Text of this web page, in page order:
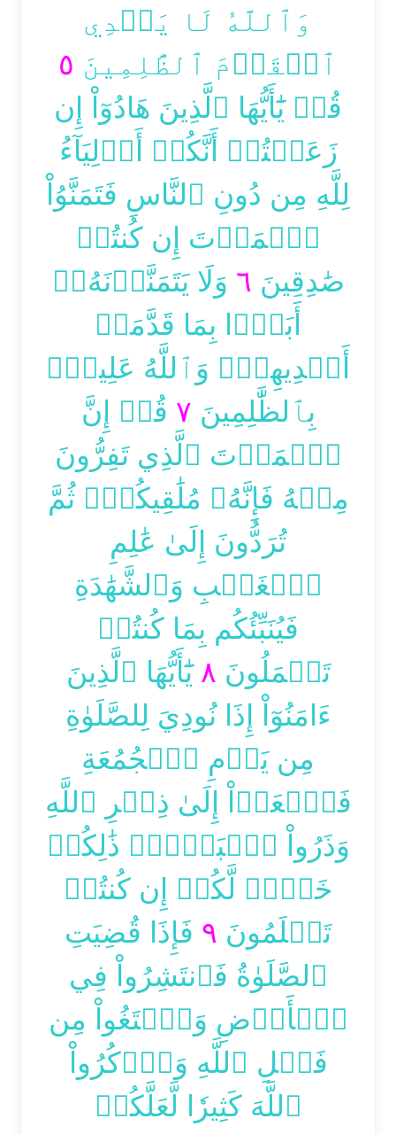
وَٱللَّهُ لَا يَهۡدِي
ٱلۡقَوۡمَ ٱلظَّٰلِمِينَ ٥
قُلۡ يَٰٓأَيُّهَا ٱلَّذِينَ هَادُوٓاْ إِن
زَعَمۡتُمۡ أَنَّكُمۡ أَوۡلِيَآءُ
لِلَّهِ مِن دُونِ ٱلنَّاسِ فَتَمَنَّوُاْ
ٱلۡمَوۡتَ إِن كُنتُمۡ
صَٰدِقِينَ ٦ وَلَا يَتَمَنَّوۡنَهُۥٓ
أَبَدَۢا بِمَا قَدَّمَتۡ
أَيۡدِيهِمۡۚ وَٱللَّهُ عَلِيمُۢ
بِٱلظَّٰلِمِينَ ٧ قُلۡ إِنَّ
ٱلۡمَوۡتَ ٱلَّذِي تَفِرُّونَ
مِنۡهُ فَإِنَّهُۥ مُلَٰقِيكُمۡۖ ثُمَّ
تُرَدُّونَ إِلَىٰ عَٰلِمِ
ٱلۡغَيۡبِ وَٱلشَّهَٰدَةِ
فَيُنَبِّئُكُم بِمَا كُنتُمۡ
تَعۡمَلُونَ ٨ يَٰٓأَيُّهَا ٱلَّذِينَ
ءَامَنُوٓاْ إِذَا نُودِيَ لِلصَّلَوٰةِ
مِن يَوۡمِ ٱلۡجُمُعَةِ
فَٱسۡعَوۡاْ إِلَىٰ ذِكۡرِ ٱللَّهِ
وَذَرُواْ ٱلۡبَيۡعَۚ ذَٰلِكُمۡ
خَيۡرٞ لَّكُمۡ إِن كُنتُمۡ
تَعۡلَمُونَ ٩ فَإِذَا قُضِيَتِ
ٱلصَّلَوٰةُ فَٱنتَشِرُواْ فِي
ٱلۡأَرۡضِ وَٱبۡتَغُواْ مِن
فَضۡلِ ٱللَّهِ وَٱذۡكُرُواْ
ٱللَّهَ كَثِيرٗا لَّعَلَّكُمۡ